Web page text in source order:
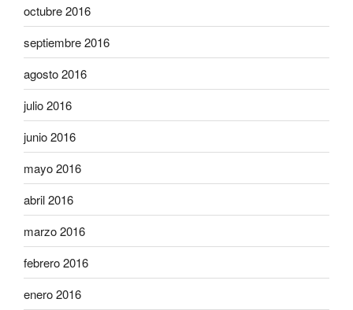
octubre 2016
septiembre 2016
agosto 2016
julio 2016
junio 2016
mayo 2016
abril 2016
marzo 2016
febrero 2016
enero 2016